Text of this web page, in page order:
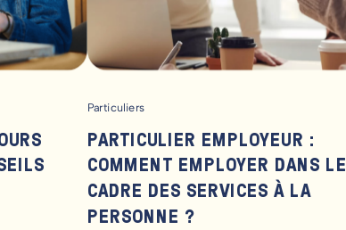
Particuliers
PARTICULIER EMPLOYEUR :
COMMENT EMPLOYER DANS LE
CADRE DES SERVICES À LA
PERSONNE ?